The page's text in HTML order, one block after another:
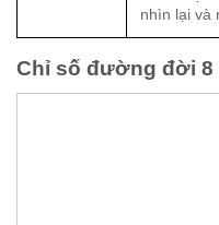
nhìn lại và
Chỉ số đường đời 8